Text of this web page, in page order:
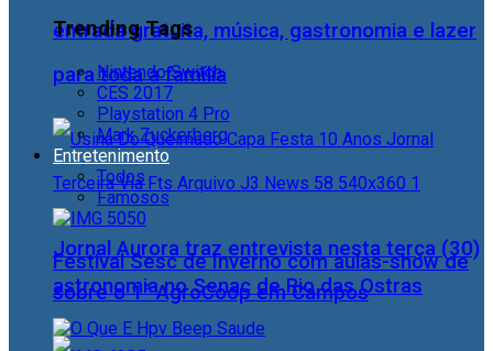
entrada gratuita, música, gastronomia e lazer
para toda a família
Jornal Aurora traz entrevista nesta terça (30)
sobre o 1° AgroCoop em Campos
Trending Tags
Nintendo Switch
CES 2017
Playstation 4 Pro
Mark Zuckerberg
Entretenimento
Todos
Famosos
Festival Sesc de Inverno com aulas-show de
astronomia no Senac de Rio das Ostras